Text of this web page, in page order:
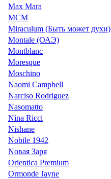
Max Mara
MCM
Miraculum (Быть может духи)
Montale (ОАЭ)
Montblanc
Moresque
Moschino
Naomi Campbell
Narciso Rodriguez
Nasomatto
Nina Ricci
Nishane
Nobile 1942
Nовая Заря
Orientica Premium
Ormonde Jayne